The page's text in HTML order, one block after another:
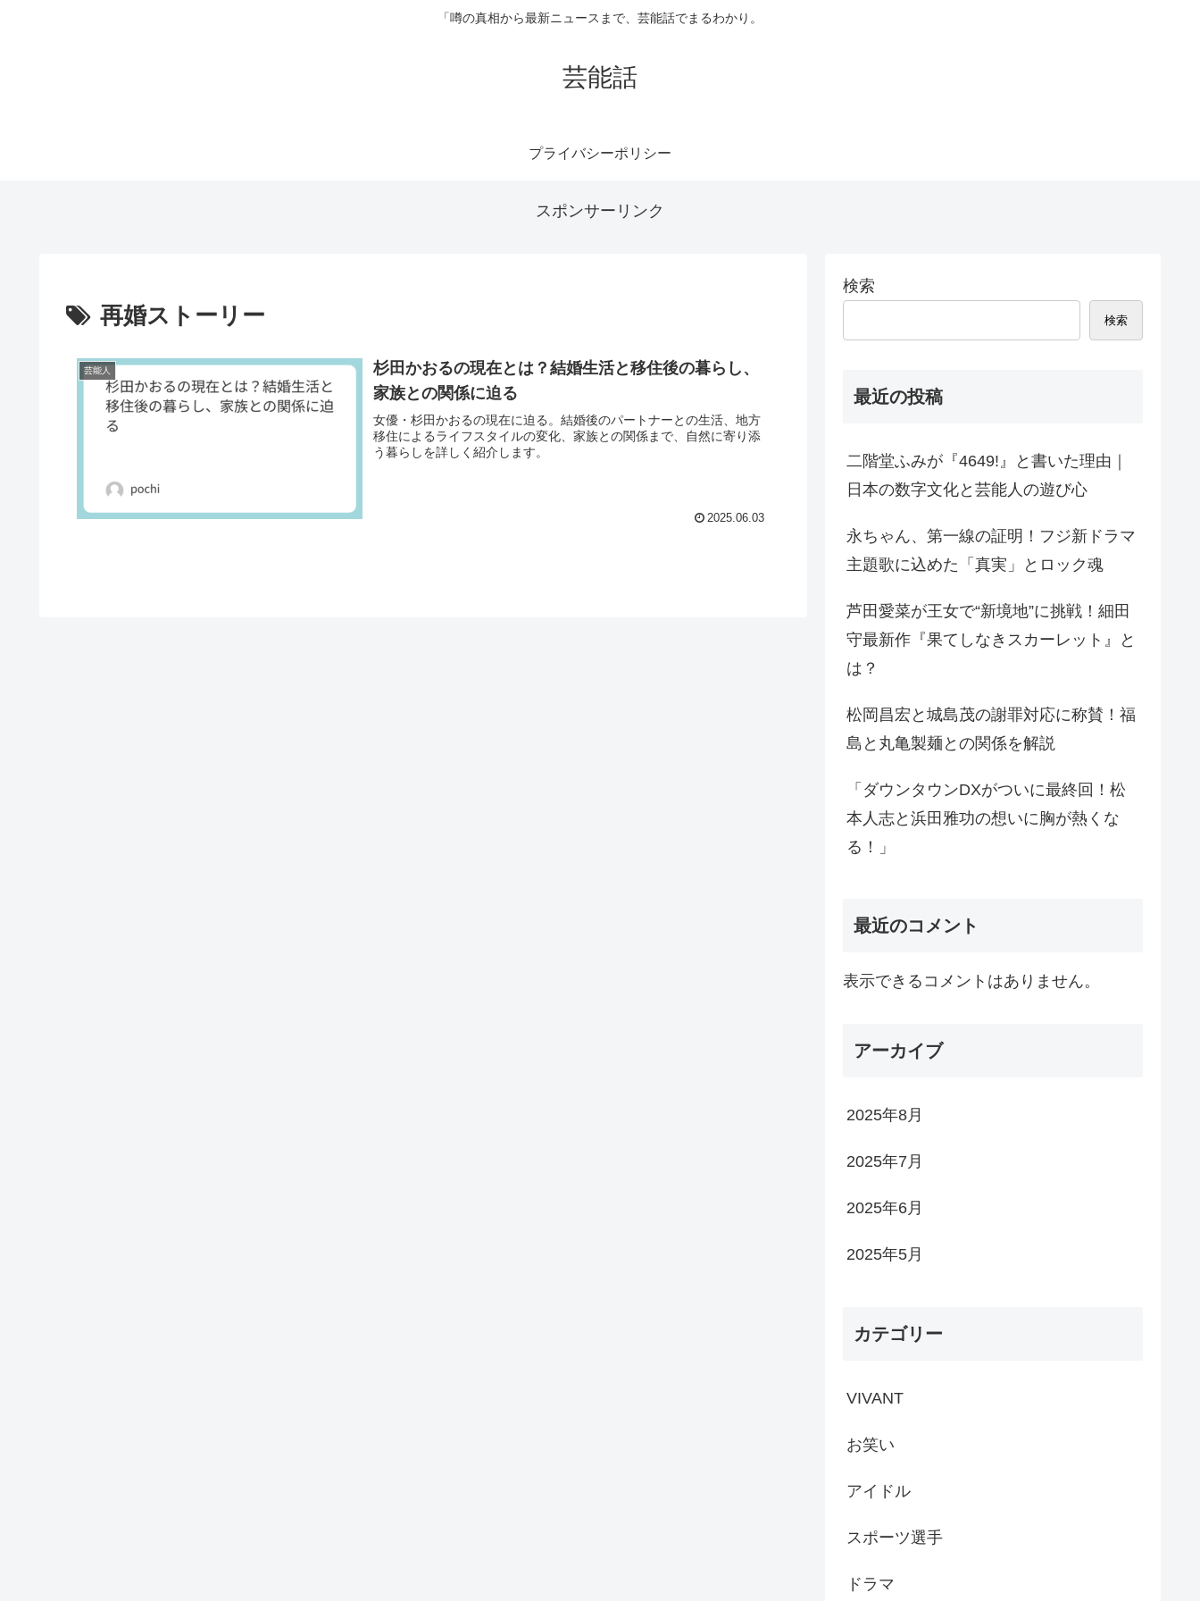
「噂の真相から最新ニュースまで、芸能話でまるわかり。
芸能話
プライバシーポリシー
スポンサーリンク
再婚ストーリー
芸能人
杉田かおるの現在とは？結婚生活と移住後の暮らし、
家族との関係に迫る
女優・杉田かおるの現在に迫る。結婚後のパートナーとの生活、地方
移住によるライフスタイルの変化、家族との関係まで、自然に寄り添
う暮らしを詳しく紹介します。
2025.06.03
検索
検索
最近の投稿
二階堂ふみが『4649!』と書いた理由｜
日本の数字文化と芸能人の遊び心
永ちゃん、第一線の証明！フジ新ドラマ
主題歌に込めた「真実」とロック魂
芦田愛菜が王女で“新境地”に挑戦！細田
守最新作『果てしなきスカーレット』と
は？
松岡昌宏と城島茂の謝罪対応に称賛！福
島と丸亀製麺との関係を解説
「ダウンタウンDXがついに最終回！松
本人志と浜田雅功の想いに胸が熱くな
る！」
最近のコメント
表示できるコメントはありません。
アーカイブ
2025年8月
2025年7月
2025年6月
2025年5月
カテゴリー
VIVANT
お笑い
アイドル
スポーツ選手
ドラマ